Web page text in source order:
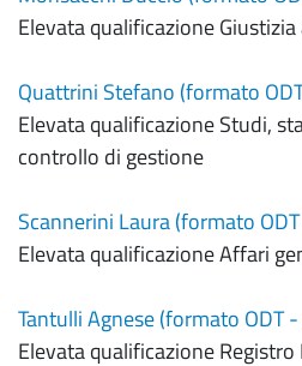
Elevata qualificazione
Quattrini Stefano (formato
Elevata qualificazione Studi,
controllo di gestione
Scannerini Laura (formato
Elevata qualificazione Affari
Tantulli Agnese (formato ODT
Elevata qualificazione